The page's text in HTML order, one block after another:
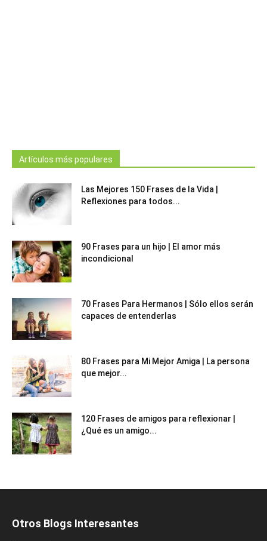
Artículos más populares
Las Mejores 150 Frases de la Vida |
Reflexiones para todos...
90 Frases para un hijo | El amor más
incondicional
70 Frases Para Hermanos | Sólo ellos serán
capaces de entenderlas
80 Frases para Mi Mejor Amiga | La persona
que mejor...
120 Frases de amigos para reflexionar |
¿Qué es un amigo...
Otros Blogs Interesantes